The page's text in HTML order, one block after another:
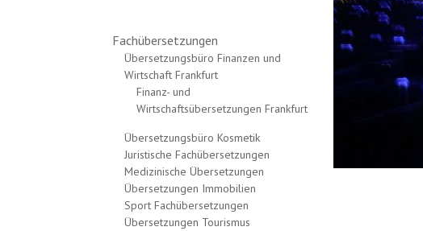
Fachübersetzungen
Übersetzungsbüro Finanzen und
Wirtschaft Frankfurt
Finanz- und
Wirtschaftsübersetzungen Frankfurt
Übersetzungsbüro Kosmetik
Juristische Fachübersetzungen
Medizinische Übersetzungen
Übersetzungen Immobilien
Sport Fachübersetzungen
Übersetzungen Tourismus